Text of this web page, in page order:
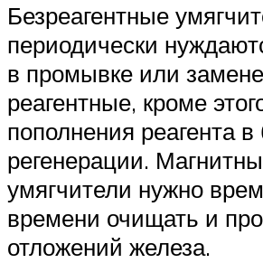
Безреагентные
периодически
в промывке или
реагентные, кроме
пополнения реагента в
регенерации.
умягчители нужно
времени очищать и
отложений железа.